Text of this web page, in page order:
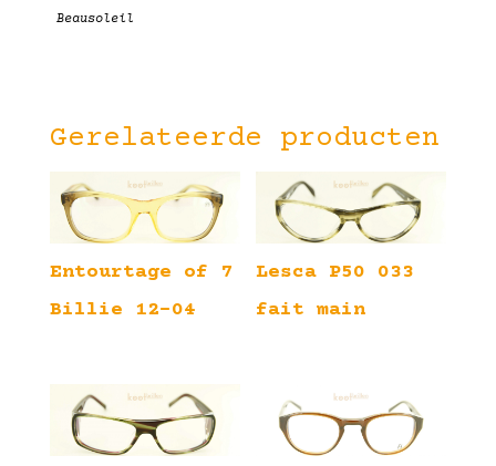
Beausoleil
Gerelateerde producten
Entourtage of 7
Billie 12-04
Lesca P50 033
fait main